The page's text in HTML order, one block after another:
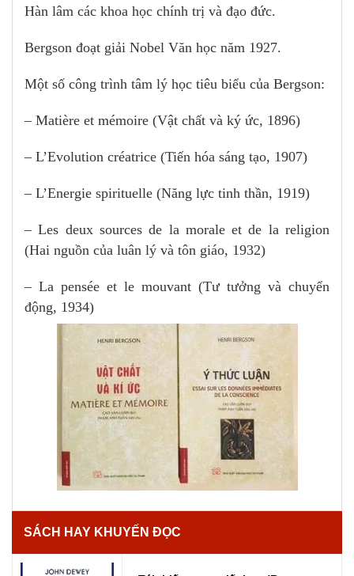
Hàn lâm các khoa học chính trị và đạo đức.
Bergson đoạt giải Nobel Văn học năm 1927.
Một số công trình tâm lý học tiêu biểu của Bergson:
– Matière et mémoire (Vật chất và ký ức, 1896)
– L’Evolution créatrice (Tiến hóa sáng tạo, 1907)
– L’Energie spirituelle (Năng lực tinh thần, 1919)
– Les deux sources de la morale et de la religion
(Hai nguồn của luân lý và tôn giáo, 1932)
– La pensée et le mouvant (Tư tưởng và chuyển
động, 1934)
SÁCH HAY KHUYẾN ĐỌC